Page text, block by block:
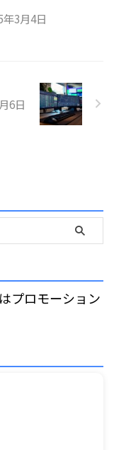
年3月4日
6日
プロモーション